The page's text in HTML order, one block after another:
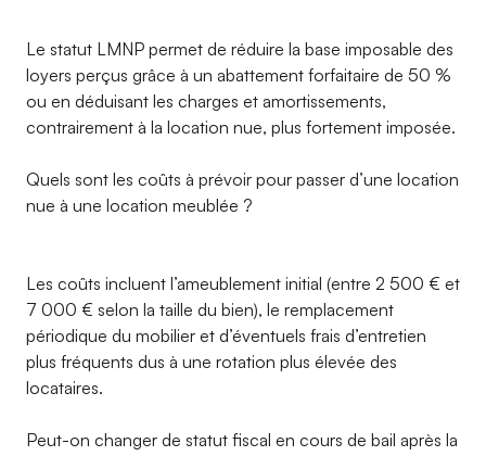
Le statut LMNP permet de réduire la base imposable des
loyers perçus grâce à un abattement forfaitaire de 50 %
ou en déduisant les charges et amortissements,
contrairement à la location nue, plus fortement imposée.
Quels sont les coûts à prévoir pour passer d’une location
nue à une location meublée ?
Les coûts incluent l’ameublement initial (entre 2 500 € et
7 000 € selon la taille du bien), le remplacement
périodique du mobilier et d’éventuels frais d’entretien
plus fréquents dus à une rotation plus élevée des
locataires.
Peut-on changer de statut fiscal en cours de bail après la